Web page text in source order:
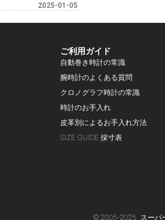
2025-01-05
ご利用ガイド
自動巻き時計の常識
腕時計のよくある質問
クロノグラフ時計の常識
時計のお手入れ
皮革別によるお手入れ方法
SIZE GUIDE 採寸表
© 2005-2025 スーパ